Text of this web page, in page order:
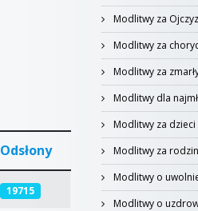
Odsłony
19715
Modlitwy za
Modlitwy za
Modlitwy za
Modlitwy dla
Modlitwy za dzieci
Modlitwy za
Modlitwy o
Modlitwy o